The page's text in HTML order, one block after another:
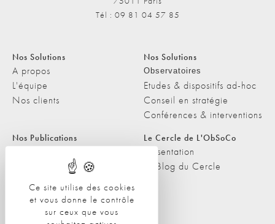
Ce site utilise des cookies
et vous donne le contrôle
sur ceux que vous
Tél : 09 81 04 57 85
Nos Solutions
A propos
L'équipe
Nos clients
Nos Solutions
Observatoires
Etudes & dispositifs ad-hoc
Conseil en stratégie
Conférences & interventions
Nos Publications
Les Podcasts de L'ObSoCo
L'ObSoCo dans les médias
Le Cercle de L'ObSoCo
Présentation
Le Blog du Cercle
Contacts
Nous contacter